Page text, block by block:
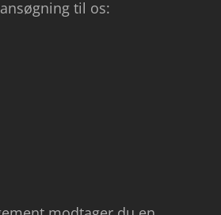
til os: